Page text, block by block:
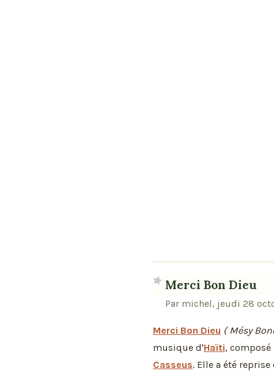
Merci Bon Dieu
Par michel, jeudi 28
Merci Bon Dieu ( Mésy
musique d'Haïti,
Casseus. Elle a été